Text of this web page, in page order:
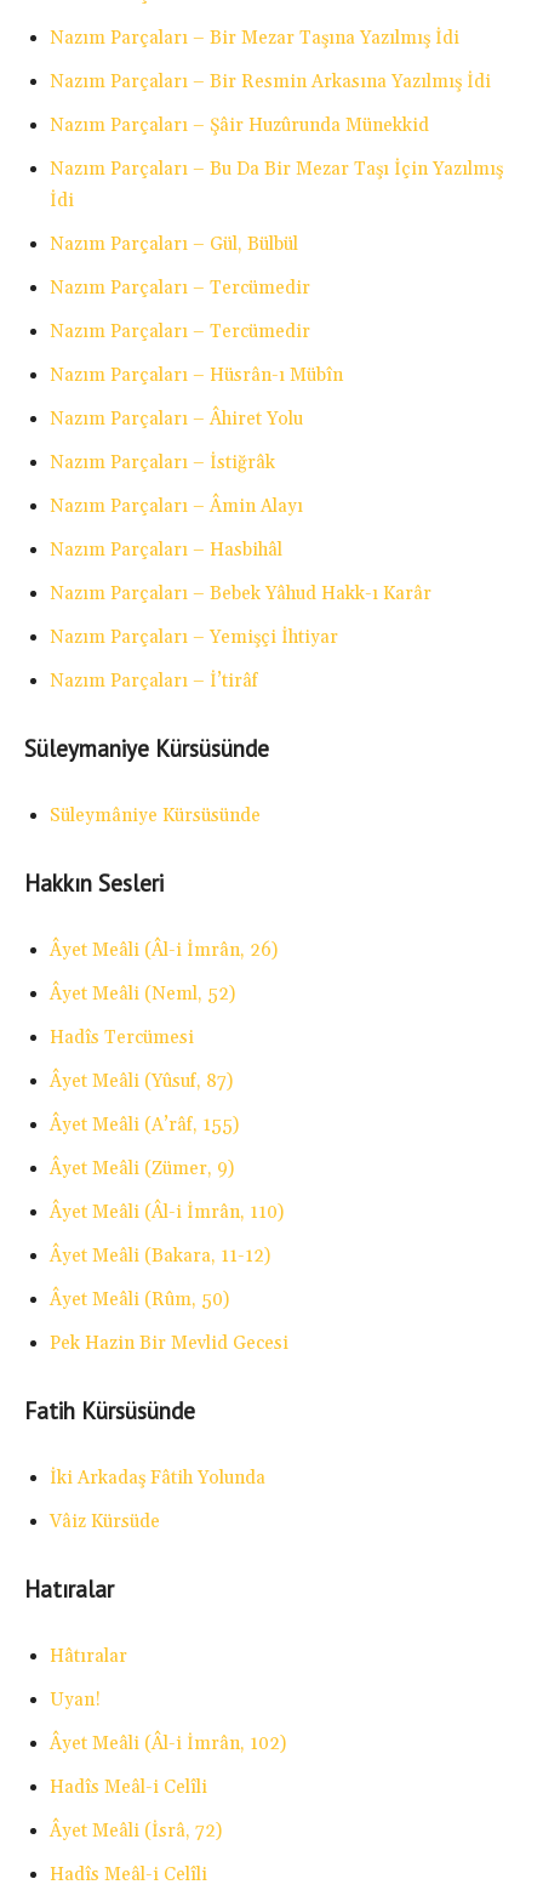
Nazım Parçaları – Bir Mezar Taşına Yazılmış İdi
Nazım Parçaları – Bir Resmin Arkasına Yazılmış İdi
Nazım Parçaları – Şâir Huzûrunda Münekkid
Nazım Parçaları – Bu Da Bir Mezar Taşı İçin Yazılmış
İdi
Nazım Parçaları – Gül, Bülbül
Nazım Parçaları – Tercümedir
Nazım Parçaları – Tercümedir
Nazım Parçaları – Hüsrân-ı Mübîn
Nazım Parçaları – Âhiret Yolu
Nazım Parçaları – İstiğrâk
Nazım Parçaları – Âmin Alayı
Nazım Parçaları – Hasbihâl
Nazım Parçaları – Bebek Yâhud Hakk-ı Karâr
Nazım Parçaları – Yemişçi İhtiyar
Nazım Parçaları – İ’tirâf
Süleymaniye Kürsüsünde
Süleymâniye Kürsüsünde
Hakkın Sesleri
Âyet Meâli (Âl-i İmrân, 26)
Âyet Meâli (Neml, 52)
Hadîs Tercümesi
Âyet Meâli (Yûsuf, 87)
Âyet Meâli (A’râf, 155)
Âyet Meâli (Zümer, 9)
Âyet Meâli (Âl-i İmrân, 110)
Âyet Meâli (Bakara, 11-12)
Âyet Meâli (Rûm, 50)
Pek Hazin Bir Mevlid Gecesi
Fatih Kürsüsünde
İki Arkadaş Fâtih Yolunda
Vâiz Kürsüde
Hatıralar
Hâtıralar
Uyan!
Âyet Meâli (Âl-i İmrân, 102)
Hadîs Meâl-i Celîli
Âyet Meâli (İsrâ, 72)
Hadîs Meâl-i Celîli